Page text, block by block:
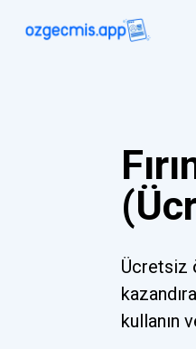
Ücretsiz
kullanın